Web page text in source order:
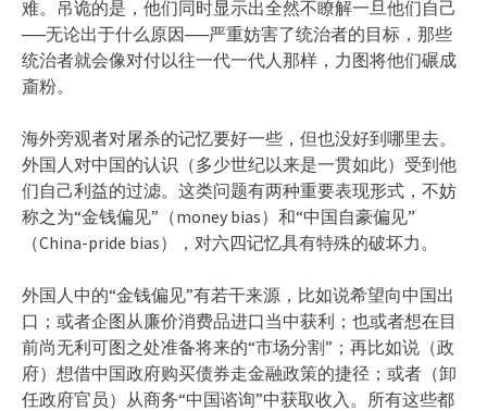
难。吊诡的是，他们同时显示出全然不瞭解一旦他们自己
──无论出于什么原因──严重妨害了统治者的目标，那些
统治者就会像对付以往一代一代人那样，力图将他们碾成
齑粉。
海外旁观者对屠杀的记忆要好一些，但也没好到哪里去。
外国人对中国的认识（多少世纪以来是一贯如此）受到他
们自己利益的过滤。这类问题有两种重要表现形式，不妨
称之为“金钱偏见”（money bias）和“中国自豪偏见”
（China-pride bias），对六四记忆具有特殊的破坏力。
外国人中的“金钱偏见”有若干来源，比如说希望向中国出
口；或者企图从廉价消费品进口当中获利；也或者想在目
前尚无利可图之处准备将来的“市场分割”；再比如说（政
府）想借中国政府购买债券走金融政策的捷径；或者（卸
任政府官员）从商务“中国谘询”中获取收入。所有这些都